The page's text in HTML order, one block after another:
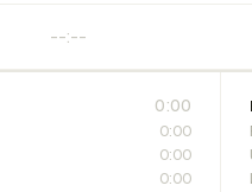
0:00
0:00
0:00
0:00